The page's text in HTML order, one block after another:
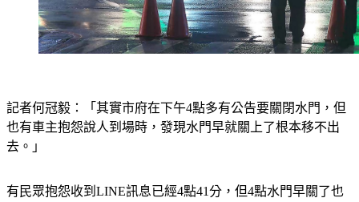
記者何冠毅：「其實市府在下午4點多有公告要關閉水門，但
也有車主抱怨說人到場時，發現水門早就關上了根本移不出
去。」
有民眾抱怨收到LINE訊息已經4點41分，但4點水門早關了也